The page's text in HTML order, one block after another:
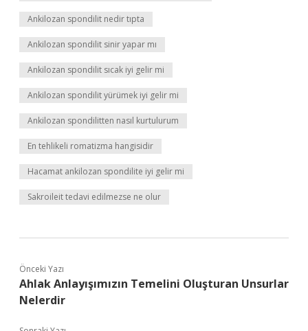
Ankilozan spondilit nedir tıpta
Ankilozan spondilit sinir yapar mı
Ankilozan spondilit sıcak iyi gelir mi
Ankilozan spondilit yürümek iyi gelir mi
Ankilozan spondilitten nasıl kurtulurum
En tehlikeli romatizma hangisidir
Hacamat ankilozan spondilite iyi gelir mi
Sakroileit tedavi edilmezse ne olur
Önceki Yazı
Ahlak Anlayışımızın Temelini Oluşturan Unsurlar
Nelerdir